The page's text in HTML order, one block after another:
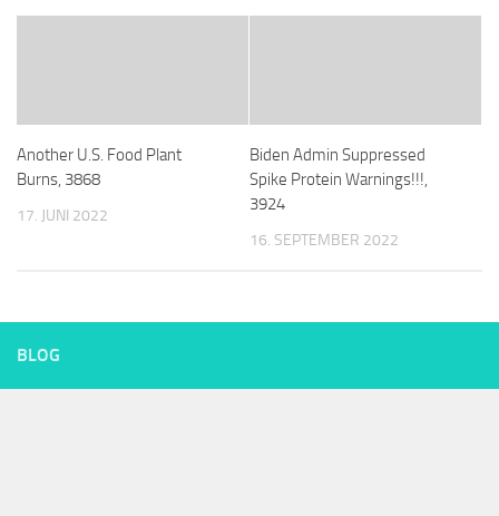
Another U.S. Food Plant
Burns, 3868
17. JUNI 2022
Biden Admin Suppressed
Spike Protein Warnings!!!,
3924
16. SEPTEMBER 2022
BLOG